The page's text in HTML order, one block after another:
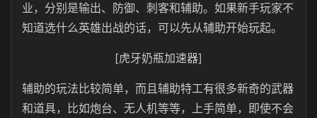
业，分别是输出、防御、刺客和辅助。如果新手玩家不
知道选什么英雄出战的话，可以先从辅助开始玩起。
[虎牙奶瓶加速器]
辅助的玩法比较简单，而且辅助特工有很多新奇的武器
和道具，比如炮台、无人机等等，上手简单，即使不会